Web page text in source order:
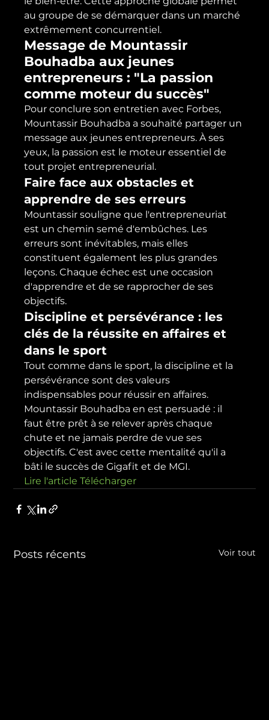
au groupe de se démarquer dans un marché
extrêmement concurrentiel.
Message de Mountassir
Bouhadba aux jeunes
entrepreneurs : "La passion
comme moteur du succès"
Pour conclure son entretien avec Forbes,
Mountassir Bouhadba a souhaité partager un
message aux jeunes entrepreneurs. À ses
yeux, la passion est le moteur essentiel de
tout projet entrepreneurial.
Faire face aux obstacles et
apprendre de ses erreurs
Mountassir souligne que l'entrepreneuriat
est un chemin semé d'embûches. Les
erreurs sont inévitables, mais elles
constituent également les plus grandes
leçons. Chaque échec est une occasion
d'apprendre et de se rapprocher de ses
objectifs.
Discipline et persévérance : les
clés de la réussite en affaires et
dans le sport
Tout comme dans le sport, la discipline et la
persévérance sont des valeurs
indispensables pour réussir en affaires.
Mountassir Bouhadba en est persuadé : il
faut être prêt à se relever après chaque
chute et ne jamais perdre de vue ses
objectifs. C'est avec cette mentalité qu'il a
bâti le succès de Gigafit et de MGI.
Lire l'article Télécharger
Posts récents Voir tout